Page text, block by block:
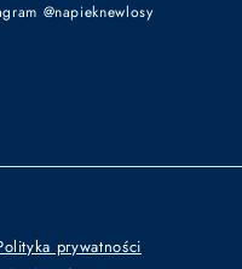
@napieknewlosy
prywatności